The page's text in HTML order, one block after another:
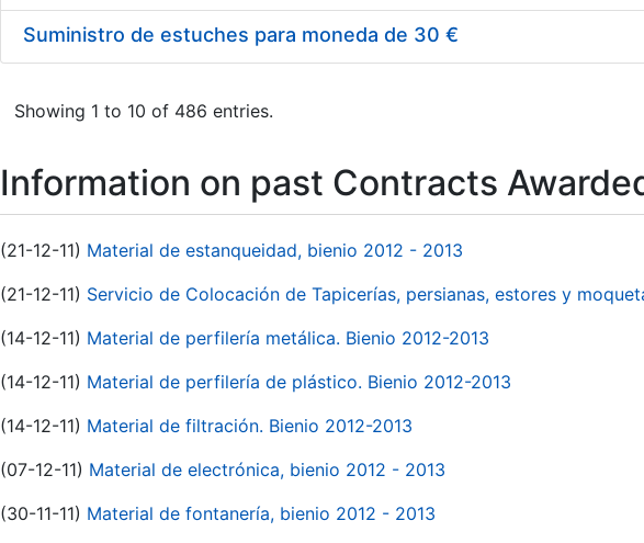
Suministro de estuches para moneda de 30 €
Showing 1 to 10 of 486 entries.
Information on past Contracts
(21-12-11) Material de estanqueidad, bienio 2012 - 2013
(21-12-11) Servicio de Colocación de Tapicerías, persianas, estores y
(14-12-11) Material de perfilería metálica. Bienio 2012-2013
(14-12-11) Material de perfilería de plástico. Bienio 2012-2013
(14-12-11) Material de filtración. Bienio 2012-2013
(07-12-11) Material de electrónica, bienio 2012 - 2013
(30-11-11) Material de fontanería, bienio 2012 - 2013